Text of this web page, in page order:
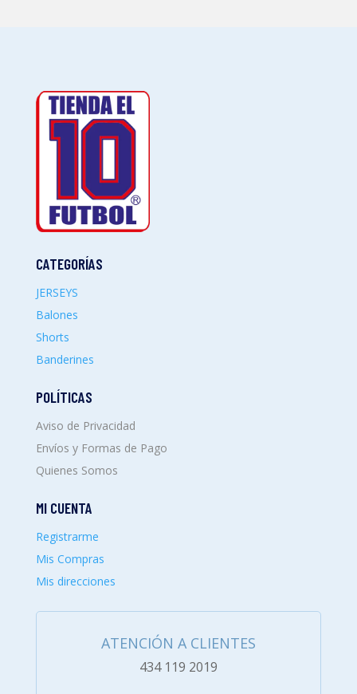
CATEGORÍAS
JERSEYS
Balones
Shorts
Banderines
POLÍTICAS
Aviso de Privacidad
Envíos y Formas de Pago
Quienes Somos
MI CUENTA
Registrarme
Mis Compras
Mis direcciones
ATENCIÓN A CLIENTES
434 119 2019